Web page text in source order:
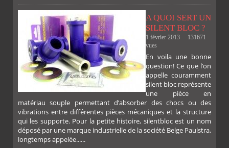
PLUS
A QUOI SERT UN
SILENT BLOC ?
1 février 2013
131671
vues
En voila une bonne
question! Ce que l’on
appelle couramment
silent bloc représente
une pièce en
matériau souple permettant d’absorber des chocs ou des
vibrations entre différentes pièces mécaniques et la structure
qui les supporte. Pour la petite histoire, silentbloc est un nom
déposé par une marque industrielle de la société Belge Paulstra,
longtemps appelée......